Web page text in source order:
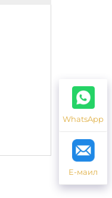
WhatsApp
Е-маил